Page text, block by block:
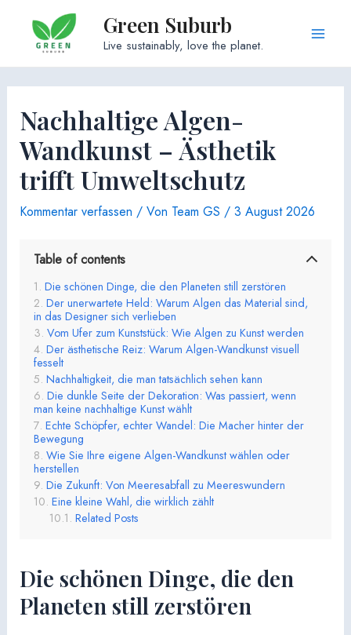
springen
Green Suburb
Live sustainably, love the planet.
Nachhaltige Algen-
Wandkunst – Ästhetik
trifft Umweltschutz
Kommentar verfassen / Von Team GS / 3 August 2026
Table of contents
Die schönen Dinge, die den Planeten still zerstören
Der unerwartete Held: Warum Algen das Material sind,
in das Designer sich verlieben
Vom Ufer zum Kunststück: Wie Algen zu Kunst werden
Der ästhetische Reiz: Warum Algen-Wandkunst visuell
fesselt
Nachhaltigkeit, die man tatsächlich sehen kann
Die dunkle Seite der Dekoration: Was passiert, wenn
man keine nachhaltige Kunst wählt
Echte Schöpfer, echter Wandel: Die Macher hinter der
Bewegung
Wie Sie Ihre eigene Algen-Wandkunst wählen oder
herstellen
Die Zukunft: Von Meeresabfall zu Meereswundern
Eine kleine Wahl, die wirklich zählt
Related Posts
Die schönen Dinge, die den
Planeten still zerstören